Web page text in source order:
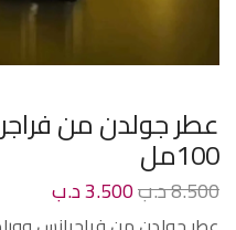
عطر جولدن من
100مل
8.500د.ب3.500د.ب